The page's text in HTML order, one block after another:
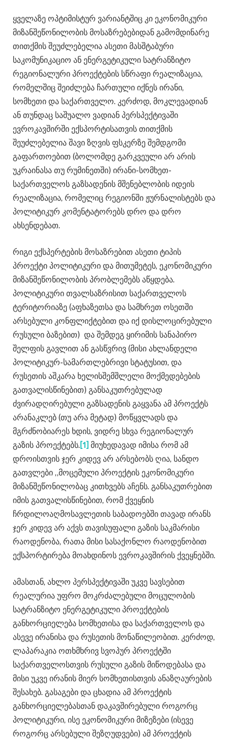
ყველაზე ოპტიმისტურ ვარიანტშიც კი ეკონომიკური
მიზანშეწონილობის მოსაზრებებიდან გამომდინარე
თითქმის შეუძლებელია ასეთი მასშტაბური
საკომუნიკაციო ან ენერგეტიკული სატრანზიტო
რეგიონალური პროექტების სწრაფი რეალიზაცია,
რომელშიც შეიძლება ჩართული იქნეს ირანი,
სომხეთი და საქართველო. კერძოდ, მოკლევადიან
ან თუნდაც საშუალო ვადიან პერსპექტივაში
ევროკავშირში ექსპორტისათვის თითქმის
შეუძლებელია შავი ზღვის ფსკერზე შემდგომი
გაფართოებით (ბოლომდე გარკვეული არ არის
უკრაინასა თუ რუმინეთში) ირანი-სომხეთ-
საქართველოს გაზსადენის მშენებლობის იდეის
რეალიზაცია, რომელიც რეგიონში ჟურნალისტებს და
პოლიტიკურ კომენტატორებს დრო და დრო
ახსენდებათ.
რიგი ექსპერტების მოსაზრებით ასეთი ტიპის
პროექტი პოლიტიკური და მითუმეტეს, ეკონომიკური
მიზანშეწონილობის პრობლემებს აწყდება.
პოლიტიკური თვალსაზრისით საქართველოს
ტერიტორიაზე (აფხაზეთსა და სამხრეთ ოსეთში
არსებული კონფლიქტებით და იქ დისლოცირებული
რუსული ბაზებით) და შემდეგ ყირიმის სანაპირო
შელფის გავლით ან გასწვრივ (მისი ახლანდელი
პოლიტიკურ-სამართლებრივი სტატუსით, და
რუსეთის აშკარა ხელისშემშლელი მოქმედებების
გათვალისწინებით) განსაკუთრებულად
ძვირადღირებული გაზსადენის გაყვანა ამ პროექტს
არანაკლებ (თუ არა მეტად) მოწყვლადს და
მგრძნობიარეს ხდის, ვიდრე სხვა რეგიონალურ
გაზის პროექტებს.[1] მიუხედავად იმისა რომ ამ
დროისთვის ჯერ კიდევ არ არსებობს ღია, სანდო
გათვლები ,,მოცემული პროექტის ეკონომიკური
მიზანშეწონილობაც კითხვებს აჩენს. განსაკუთრებით
იმის გათვალისწინებით, რომ ქვეყნის
ჩრდილოაღმოსავლეთის საბადოებში თავად ირანს
ჯერ კიდევ არ აქვს თავისუფალი გაზის საკმარისი
რაოდენობა, რათა მისი სასაქონლო რაოდენობით
ექსპორტირება მოახდინოს ევროკავშირის ქვეყნებში.
ამასთან, ახლო პერსპექტივაში უკვე სავსებით
რეალურია უფრო მოკრძალებული მოცულობის
სატრანზიტო ენერგეტიკული პროექტების
განხორციელება სომხეთისა და საქართველოს და
ასევე ირანისა და რუსეთის მონაწილეობით. კერძოდ,
ლაპარაკია ოთხმხრივ სვოპურ პროექტში
საქართველოსთვის რუსული გაზის მიწოდებასა და
მისი უკვე ირანის მიერ სომხეთისთვის ანაზღაურების
შესახებ. გასაგები და ცხადია ამ პროექტის
განხორციელებასთან დაკავშირებული როგორც
პოლიტიკური, ისე ეკონომიკური მიზეზები (ისევე
როგორც არსებული შეზღუდვები) ამ პროექტის